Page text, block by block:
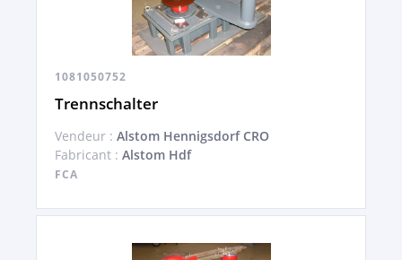
1081050752
Trennschalter
Vendeur : Alstom Hennigsdorf CRO
Fabricant : Alstom Hdf
FCA